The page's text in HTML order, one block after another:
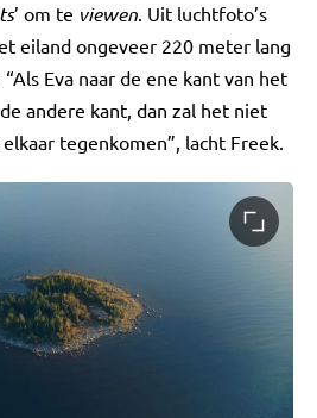
’ om te viewen. Uit luchtfoto’s
eiland ongeveer 220 meter lang
Eva naar de ene kant van het
andere kant, dan zal het niet
tegenkomen”, lacht Freek.